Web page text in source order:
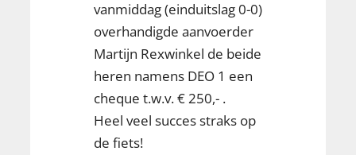
vanmiddag (einduitslag 0-0)
overhandigde aanvoerder
Martijn Rexwinkel de beide
heren namens DEO 1 een
cheque t.w.v. € 250,- .
Heel veel succes straks op
de fiets!